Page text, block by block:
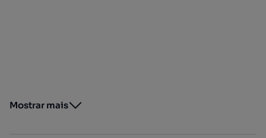
Mostrar mais